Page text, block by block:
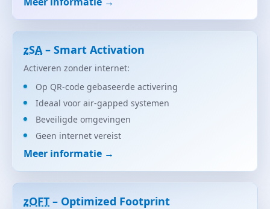
zSA– Smart Activation
Activeren zonder internet:
Op QR-code gebaseerde activering
Ideaal voor air-gapped systemen
Beveiligde omgevingen
Geen internet vereist
Meer informatie →
zOFT – Optimized Footprint